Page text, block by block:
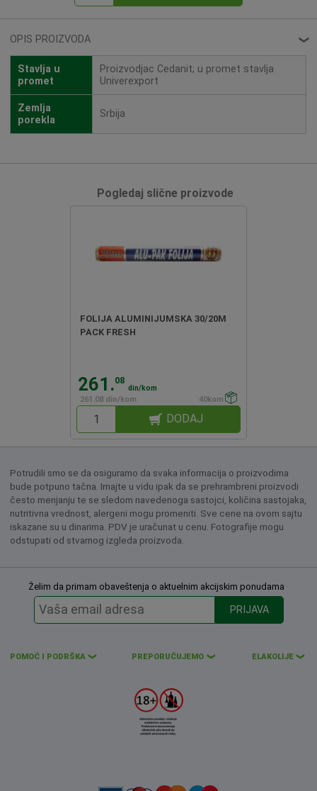
OPIS PROIZVODA ❮
Stavlja u
promet
Proizvodjac Cedanit; u promet stavlja
Univerexport
Zemlja
porekla
Srbija
Pogledaj slične proizvode
FOLIJA ALUMINIJUMSKA 30/20M
PACK FRESH
261.08
din/kom
261.08 din/kom
40kom
DODAJ
Potrudili smo se da osiguramo da svaka informacija o proizvodima
bude potpuno tačna. Imajte u vidu ipak da se prehrambreni proizvodi
često menjanju te se sledom navedenoga sastojci, količina sastojaka,
nutritivna vrednost, alergeni mogu promeniti. Sve cene na ovom sajtu
iskazane su u dinarima. PDV je uračunat u cenu. Fotografije mogu
odstupati od stvarnog izgleda proizvoda.
Želim da primam obaveštenja o aktuelnim akcijskim ponudama
PRIJAVA
POMOĆ I PODRŠKA ❮ PREPORUČUJEMO ❮ ELAKOLIJE ❮